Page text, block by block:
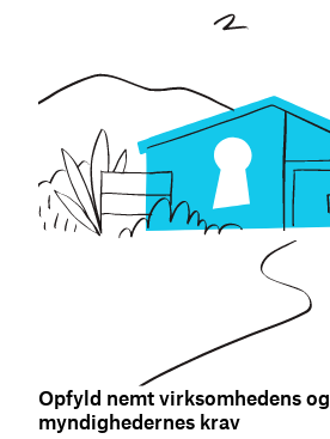
Opfyld nemt virksomhedens og
myndighedernes krav